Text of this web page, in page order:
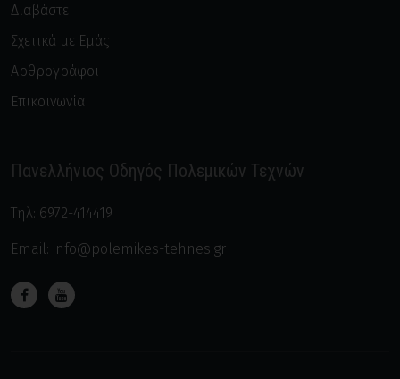
Διαβάστε
Σχετικά με Εμάς
Αρθρογράφοι
Επικοινωνία
Πανελλήνιος Οδηγός Πολεμικών Τεχνών
Τηλ: 6972-414419
Email: info@polemikes-tehnes.gr